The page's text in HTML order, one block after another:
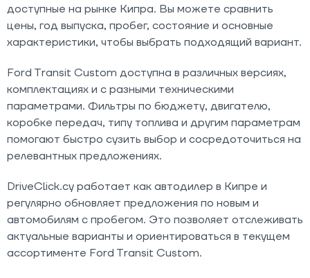
доступные на рынке Кипра. Вы можете сравнить
цены, год выпуска, пробег, состояние и основные
характеристики, чтобы выбрать подходящий вариант.
Ford Transit Custom доступна в различных версиях,
комплектациях и с разными техническими
параметрами. Фильтры по бюджету, двигателю,
коробке передач, типу топлива и другим параметрам
помогают быстро сузить выбор и сосредоточиться на
релевантных предложениях.
DriveClick.cy работает как автодилер в Кипре и
регулярно обновляет предложения по новым и
автомобилям с пробегом. Это позволяет отслеживать
актуальные варианты и ориентироваться в текущем
ассортименте Ford Transit Custom.